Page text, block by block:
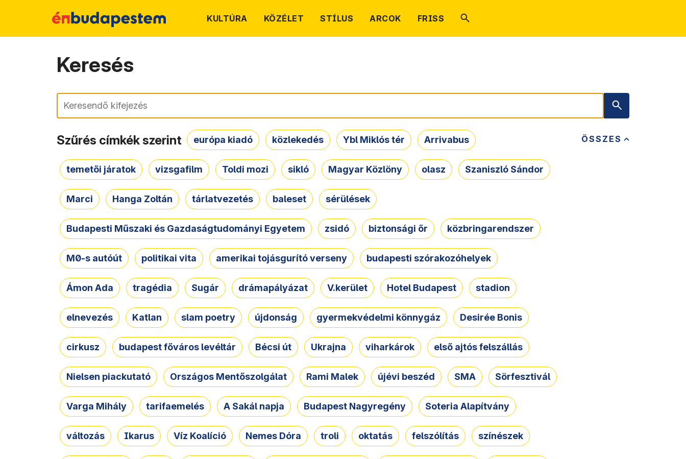
KULTÚRA KÖZÉLET STÍLUS ARCOK FRISS
Keresés
Keresés
ÖSSZES
Szűrés címkék szerint európa kiadó közlekedés Ybl Miklós tér Arrivabus
temetői járatok vizsgafilm Toldi mozi sikló Magyar Közlöny olasz Szaniszló Sándor
Marci Hanga Zoltán tárlatvezetés baleset sérülések
Budapesti Műszaki és Gazdaságtudományi Egyetem zsidó biztonsági őr közbringarendszer
M0-s autóút politikai vita amerikai tojásgurító verseny budapesti szórakozóhelyek
Ámon Ada tragédia Sugár drámapályázat V.kerület Hotel Budapest stadion
elnevezés Katlan slam poetry újdonság gyermekvédelmi könnygáz Desirée Bonis
cirkusz budapest főváros levéltár Bécsi út Ukrajna viharkárok első ajtós felszállás
Nielsen piackutató Országos Mentőszolgálat Rami Malek újévi beszéd SMA Sörfesztivál
Varga Mihály tarifaemelés A Sakál napja Budapest Nagyregény Soteria Alapítvány
változás Ikarus Víz Koalíció Nemes Dóra troli oktatás felszólítás színészek